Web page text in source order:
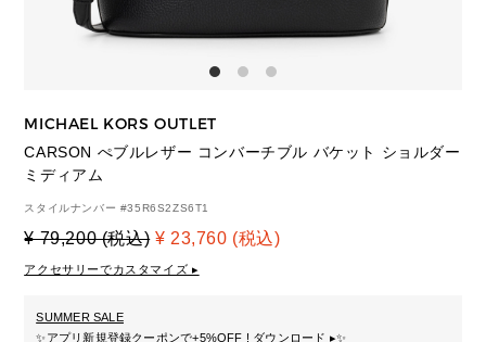
MICHAEL KORS OUTLET
CARSON ぺブルレザー コンバーチブル バケット ショルダー
ミディアム
スタイルナンバー #35R6S2ZS6T1
¥ 79,200 (税込) ¥ 23,760 (税込)
アクセサリーでカスタマイズ ▸
SUMMER SALE
✨アプリ新規登録クーポンで+5%OFF ! ダウンロード ▸✨